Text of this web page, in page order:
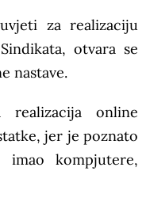
za realizaciju
otvara se
nastave.
realizacija online
jer je poznato
kompjutere,